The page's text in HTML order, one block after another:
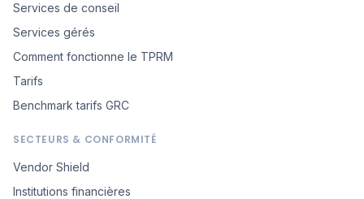
Services de conseil
Services gérés
Comment fonctionne le TPRM
Tarifs
Benchmark tarifs GRC
SECTEURS & CONFORMITÉ
Vendor Shield
Institutions financières